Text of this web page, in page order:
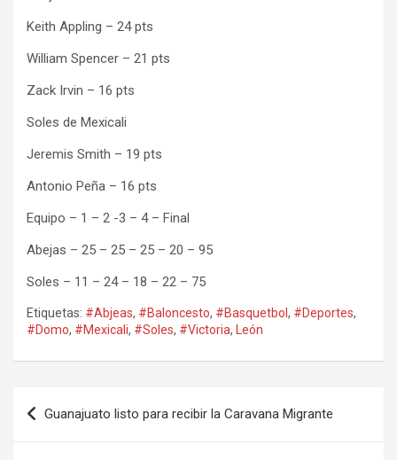
Keith Appling – 24 pts
William Spencer – 21 pts
Zack Irvin – 16 pts
Soles de Mexicali
Jeremis Smith – 19 pts
Antonio Peña – 16 pts
Equipo – 1 – 2 -3 – 4 – Final
Abejas – 25 – 25 – 25 – 20 – 95
Soles – 11 – 24 – 18 – 22 – 75
Etiquetas: #Abjeas, #Baloncesto, #Basquetbol , #Deportes,
#Domo, #Mexicali, #Soles, #Victoria, León
Navegación
de
Guanajuato listo para recibir la Caravana Migrante